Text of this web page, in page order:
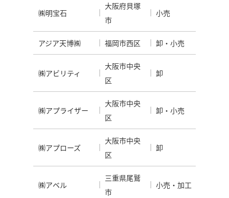
㈱明宝石
大阪府貝塚
市
小売
アジア天博㈱ 福岡市西区 卸・小売
㈱アビリティ
大阪市中央
区
卸
㈱アプライザー
大阪市中央
区
卸・小売
㈱アプローズ
大阪市中央
区
卸
㈱アベル
三重県尾鷲
市
小売・加工